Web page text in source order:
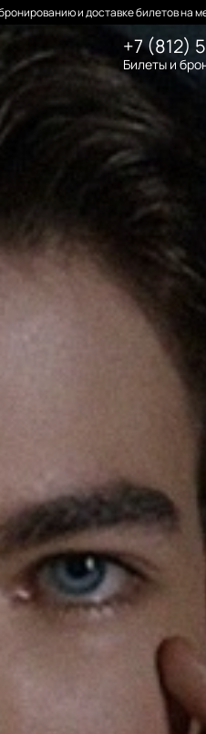
и доставке билетов на
+7 (812)
Билеты и